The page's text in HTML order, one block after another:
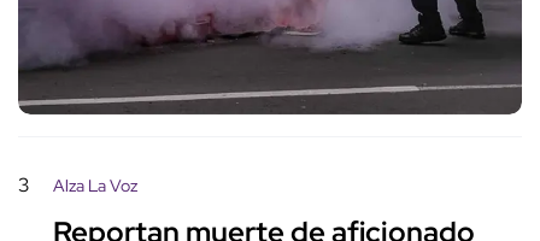
3 Alza La Voz
Reportan muerte de aficionado